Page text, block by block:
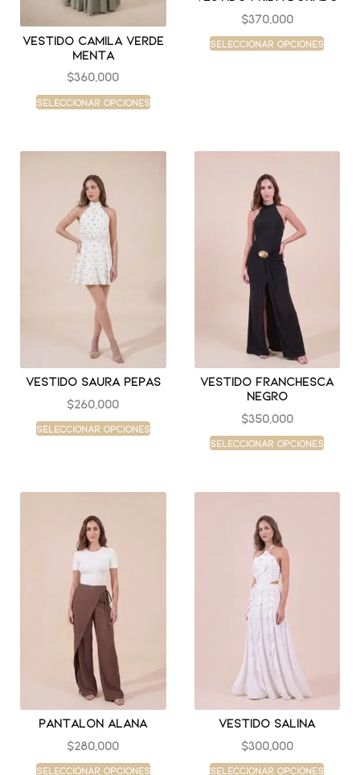
Vestido camila verde
menta
$360,000
Seleccionar opciones
$370,000
Seleccionar opciones
Vestido saura pepas
$260,000
Seleccionar opciones
Vestido franchesca
negro
$350,000
Seleccionar opciones
Pantalon alana
$280,000
Seleccionar opciones
Vestido salina
$300,000
Seleccionar opciones